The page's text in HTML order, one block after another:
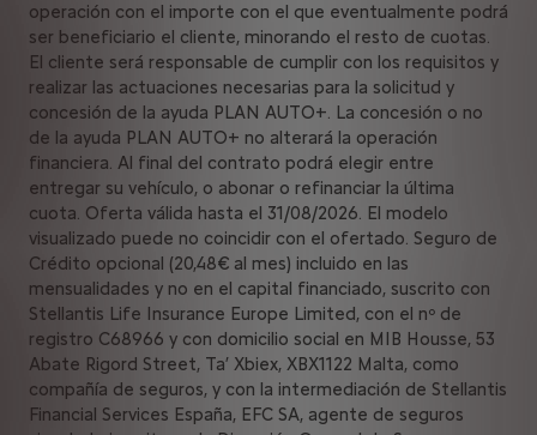
operación con el importe con el que eventualmente podrá
ser beneficiario el cliente, minorando el resto de cuotas.
El cliente será responsable de cumplir con los requisitos y
realizar las actuaciones necesarias para la solicitud y
concesión de la ayuda PLAN AUTO+. La concesión o no
de la ayuda PLAN AUTO+ no alterará la operación
financiera. Al final del contrato podrá elegir entre
entregar su vehículo, o abonar o refinanciar la última
cuota. Oferta válida hasta el 31/08/2026. El modelo
visualizado puede no coincidir con el ofertado. Seguro de
Crédito opcional (20,48€ al mes) incluido en las
mensualidades y no en el capital financiado, suscrito con
Stellantis Life Insurance Europe Limited, con el nº de
registro C68966 y con domicilio social en MIB Housse, 53
Abate Rigord Street, Ta’ Xbiex, XBX1122 Malta, como
compañía de seguros, y con la intermediación de Stellantis
Financial Services España, EFC SA, agente de seguros